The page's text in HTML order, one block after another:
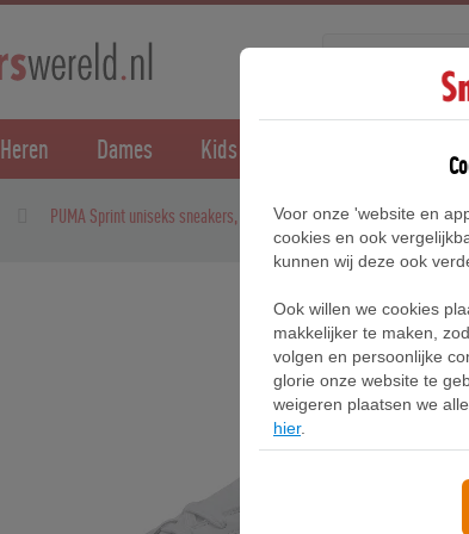
Heren Dames Kids
PUMA Sprint uniseks sneakers, Zwart/GrijsVoor onze 'website en
cookies en ook
kunnen wij deze ook
Ook willen we cookies
makkelijker te maken,
volgen en persoonlijke
glorie onze website te
weigeren plaatsen we
hier.